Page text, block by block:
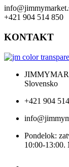
+421 904 514 850
KONTAKT
Slovensko
+421 904
Pondelok:
10:00-13:00.